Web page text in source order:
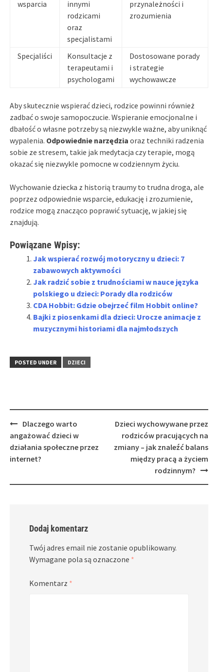
wsparcia
innymi
rodzicami
oraz
specjalistami
przynależności i
zrozumienia
Specjaliści
Konsultacje z
terapeutami i
psychologami
Dostosowane porady
i strategie
wychowawcze
Aby skutecznie wspierać dzieci, rodzice powinni również
zadbać o swoje samopoczucie. Wspieranie emocjonalne i
dbałość o własne potrzeby są niezwykle ważne, aby uniknąć
wypalenia. Odpowiednie narzędzia oraz techniki radzenia
sobie ze stresem, takie jak medytacja czy terapie, mogą
okazać się niezwykle pomocne w codziennym życiu.
Wychowanie dziecka z historią traumy to trudna droga, ale
poprzez odpowiednie wsparcie, edukację i zrozumienie,
rodzice mogą znacząco poprawić sytuację, w jakiej się
znajdują.
Powiązane Wpisy:
Jak wspierać rozwój motoryczny u dzieci: 7
zabawowych aktywności
Jak radzić sobie z trudnościami w nauce języka
polskiego u dzieci: Porady dla rodziców
CDA Hobbit: Gdzie obejrzeć film Hobbit online?
Bajki z piosenkami dla dzieci: Urocze animacje z
muzycznymi historiami dla najmłodszych
POSTED UNDER DZIECI
Post
navigation
Dlaczego warto
angażować dzieci w
działania społeczne przez
internet?
Dzieci wychowywane przez
rodziców pracujących na
zmiany – jak znaleźć balans
między pracą a życiem
rodzinnym?
Dodaj komentarz
Twój adres email nie zostanie opublikowany.
Wymagane pola są oznaczone *
Komentarz *